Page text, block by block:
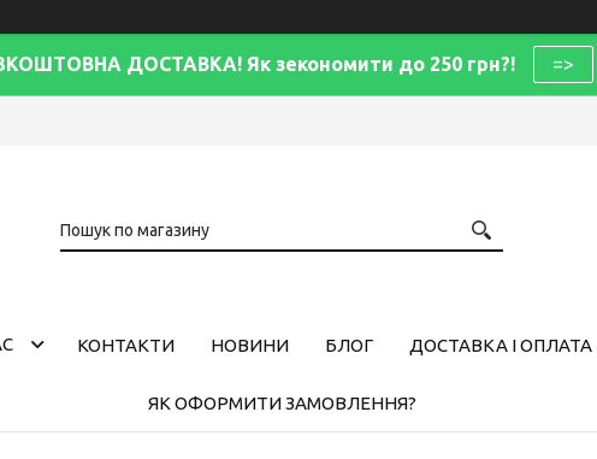
ДОСТАВКА! Як зекономити до 250 грн?! =>
КОНТАКТИ НОВИНИ БЛОГ ДОСТАВКА І ОПЛАТА
ЯК ОФОРМИТИ ЗАМОВЛЕННЯ?